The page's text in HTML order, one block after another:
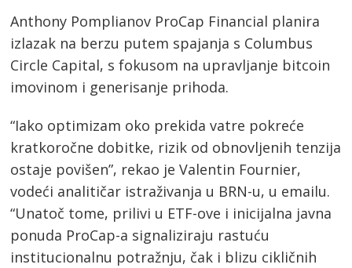
Anthony Pomplianov ProCap Financial planira
izlazak na berzu putem spajanja s Columbus
Circle Capital, s fokusom na upravljanje bitcoin
imovinom i generisanje prihoda.
“Iako optimizam oko prekida vatre pokreće
kratkoročne dobitke, rizik od obnovljenih tenzija
ostaje povišen”, rekao je Valentin Fournier,
vodeći analitičar istraživanja u BRN-u, u emailu.
“Unatoč tome, prilivi u ETF-ove i inicijalna javna
ponuda ProCap-a signaliziraju rastuću
institucionalnu potražnju, čak i blizu cikličnih